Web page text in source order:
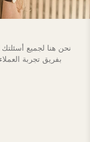
نحن هنا لجميع أسئلتك
بفريق تجربة